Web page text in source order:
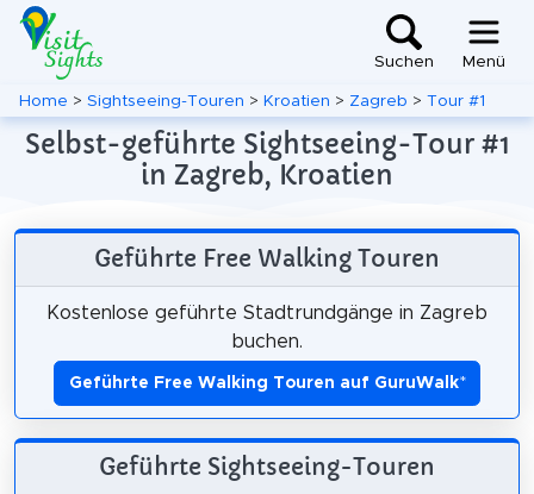
Suchen Menü
Home > Sightseeing-Touren > Kroatien > Zagreb > Tour #1
Selbst-geführte Sightseeing-Tour #1
in Zagreb, Kroatien
Geführte Free Walking Touren
Kostenlose geführte Stadtrundgänge in Zagreb
buchen.
Geführte Free Walking Touren auf GuruWalk*
Geführte Sightseeing-Touren